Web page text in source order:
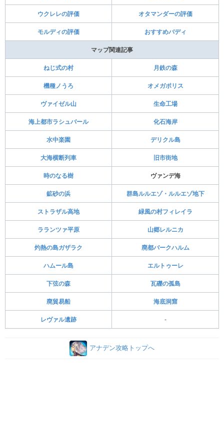
ウクレレの評価 オタマンダーの評価
モルディの評価 おすすめバディ
マップ関連記事
ねじ式の村 月鉄の森
機種ノうろ オメガポリス
ヴァイゼル山 生命工場
海上都市ラシュバール 化石海岸
水中楽園 デリクル島
大海横断列車 旧市街地
時のなる樹 ヴァンデ海
鉱砂の浜 群島ルルエゾ・ルルエゾ地下
ストラザル高地 緑風の村フィレイラ
ラランツァ平原 山郷レルニカ
灼熱の島ガザラク 廃都バークハルム
ハムール島 エルトゥーレ
下弦の森 瓦礫の孤島
廃貿易船 海底洞窟
レヴァル遺跡 -
アナデン攻略トップへ